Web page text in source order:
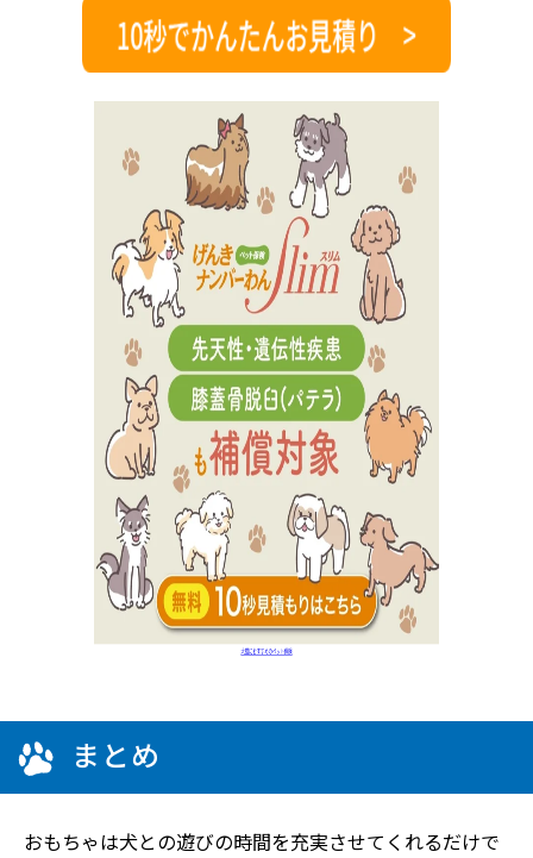
まとめ
おもちゃは犬との遊びの時間を充実させてくれるだけで